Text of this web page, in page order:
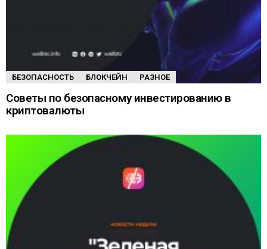
БЕЗОПАСНОСТЬ БЛОКЧЕЙН РАЗНОЕ
Советы по безопасному инвестированию в
криптовалюты